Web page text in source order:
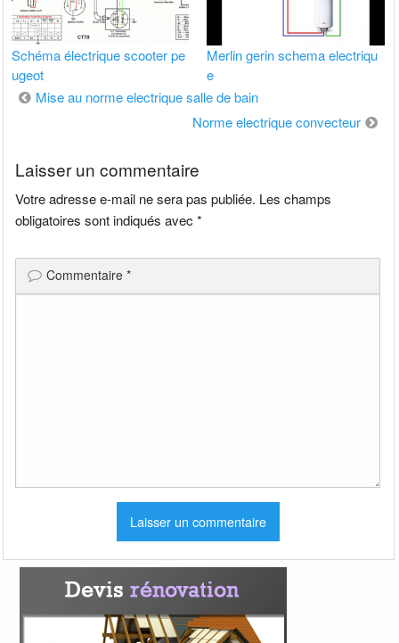
Schéma électrique scooter pe
ugeot
Merlin gerin schema electriqu
e
Navigation
Mise au norme electrique salle de bain
Norme electrique convecteur
Laisser un commentaire
Votre adresse e-mail ne sera pas publiée. Les champs
obligatoires sont indiqués avec*
Commentaire*